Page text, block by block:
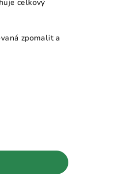
celkový
zpomalit a